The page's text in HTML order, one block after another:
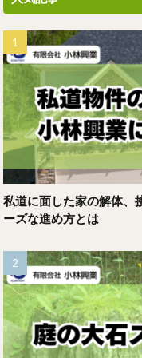
私道に面した家の解体、
ーズな進め方とは